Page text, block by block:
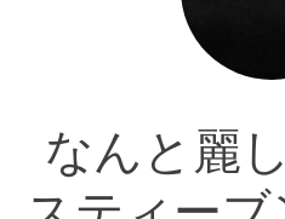
なんと麗